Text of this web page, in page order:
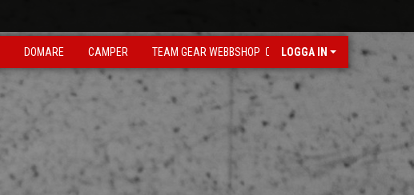
DOMARE CAMPER TEAM GEAR WEBBSHOP LOGGA IN